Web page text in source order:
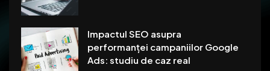
Impactul SEO asupra
performanței campaniilor Google
Ads: studiu de caz real